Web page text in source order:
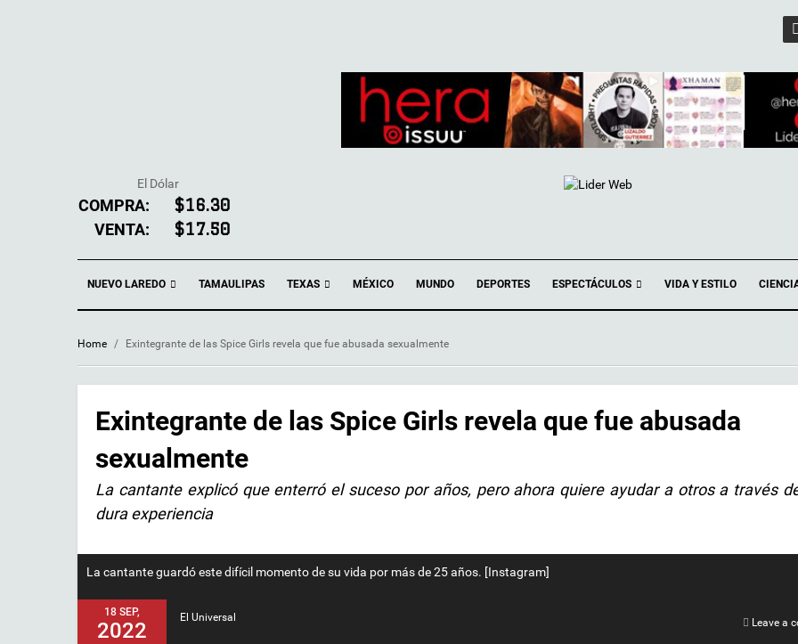
El Dólar
COMPRA: $16.30
VENTA: $17.50
NUEVO LAREDO TAMAULIPAS TEXAS MÉXICO MUNDO DEPORTES ESPECTÁCULOS VIDA Y ESTILO
Home / Exintegrante de las Spice Girls revela que fue abusada sexualmente
Exintegrante de las Spice Girls revela que fue abusada
sexualmente
La cantante explicó que enterró el suceso por años, pero ahora quiere ayudar a otros a través
dura experiencia
La cantante guardó este difícil momento de su vida por más de 25 años. [Instagram]
18 SEP,
2022
El Universal Leave a